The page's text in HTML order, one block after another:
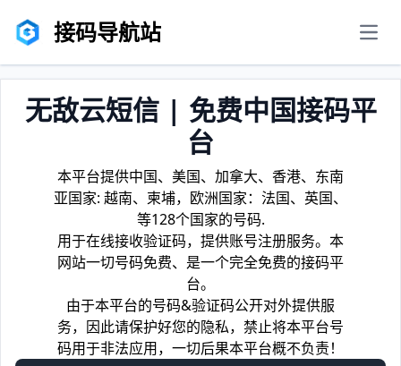
接码导航站
无敌云短信 | 免费中国接码平
台
本平台提供中国、美国、加拿大、香港、东南
亚国家: 越南、柬埔，欧洲国家：法国、英国、
等128个国家的号码.
用于在线接收验证码，提供账号注册服务。本
网站一切号码免费、是一个完全免费的接码平
台。
由于本平台的号码&验证码公开对外提供服
务，因此请保护好您的隐私，禁止将本平台号
码用于非法应用，一切后果本平台概不负责！